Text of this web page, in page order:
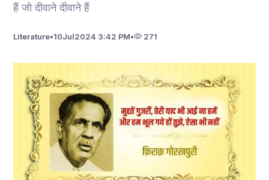
हैं जो दीवाने दीवाने हैं
Literature•10Jul2024 3:42 PM• 271